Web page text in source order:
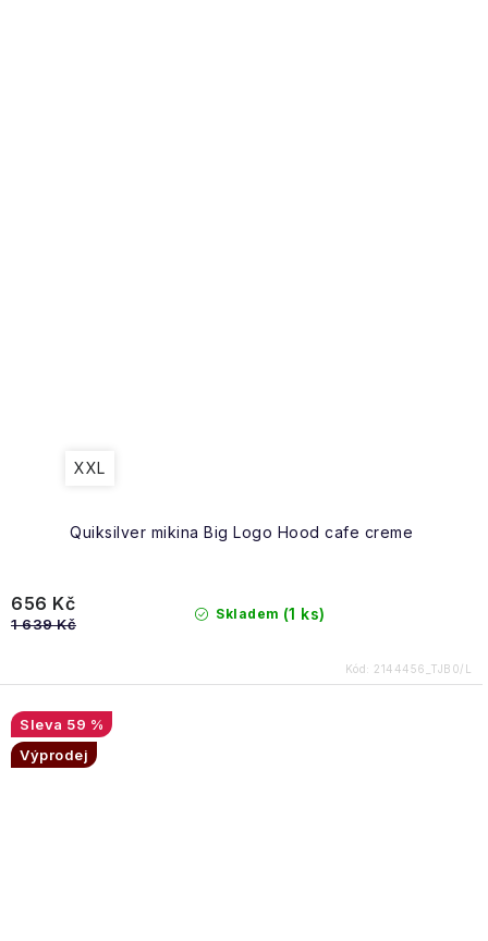
Quiksilver mikina Big Logo Hood cafe creme
XXL
Skladem (1 ks)
656 Kč
1 639 Kč
Kód: 2144456_TJB0/L
59 %
Výprodej